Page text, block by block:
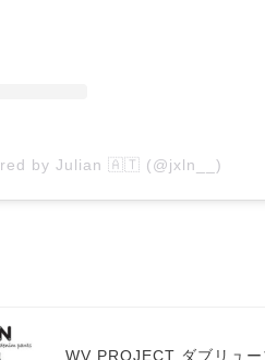
by Julian 🇦🇹 (@jxln__)
WV PROJECT ダブリュー